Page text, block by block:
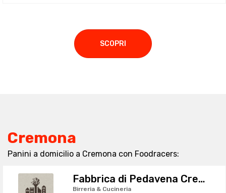
SCOPRI
Cremona
Panini a domicilio a Cremona con Foodracers:
Fabbrica di Pedavena Cremona
Birreria & Cucineria